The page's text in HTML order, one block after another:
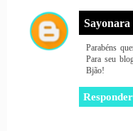
Sayonara
Parabéns
Para seu
Bjão!
Responder